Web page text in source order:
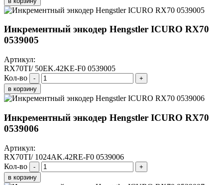
Инкрементный энкодер Hengstler ICURO RX70
0539005
Артикул:
RX70TI/ 50EK.42KE-F0 0539005
Кол-во
-
+
в корзину
Инкрементный энкодер Hengstler ICURO RX70
0539006
Артикул:
RX70TI/ 1024AK.42RE-F0 0539006
Кол-во
-
+
в корзину